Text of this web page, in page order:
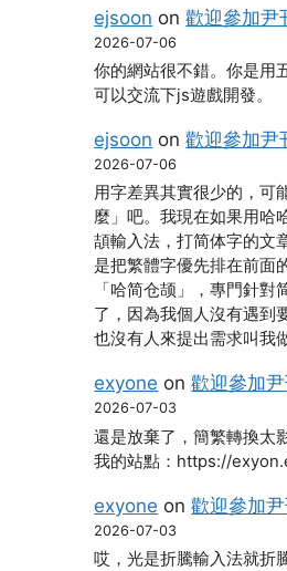
ejsoon on歡迎參加尹
2026-07-06
你的網站很不錯。你是用
可以交流下js遊戲開發。
ejsoon on歡迎參加尹
2026-07-06
用字差異其實很少的，
麼」吧。我現在如果用哈
頡輸入法，打简体字的文
是把繁體字優先排在前面
「哈简仓颉」，專門針
了，因為我個人沒有遇到
也沒有人來提出需求叫我做
exyone on歡迎參加
2026-07-03
還是放棄了，簡繁轉換太
我的站點：https://
exyone on歡迎參加
2026-07-03
哎，光是折騰輸入法就折